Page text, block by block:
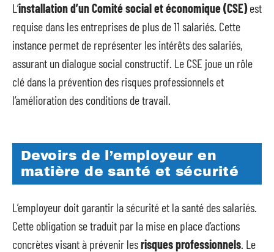
L’installation d’un Comité social et économique (CSE)est
requise dans les entreprises de plus de 11 salariés. Cette
instance permet de représenter les intérêts des salariés,
assurant un dialogue social constructif. Le CSE joue un rôle
clé dans la prévention des risques professionnels et
l’amélioration des conditions de travail.
Devoirs de l’employeur en
matière de santé et sécurité
L’employeur doit garantir la sécurité et la santé des salariés.
Cette obligation se traduit par la mise en place d’actions
concrètes visant à prévenir lesrisques professionnels. Le